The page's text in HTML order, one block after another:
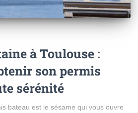
à Toulouse :
son permis
sérénité
bateau est le sésame qui vous ouvre